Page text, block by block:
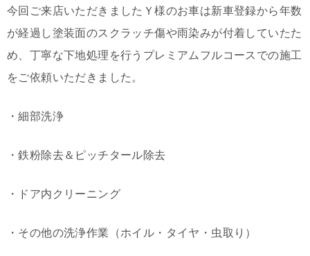
今回ご来店いただきましたＹ様のお車は新車登録から年数
が経過し塗装面のスクラッチ傷や雨染みが付着していたた
め、丁寧な下地処理を行うプレミアムフルコースでの施工
をご依頼いただきました。
・細部洗浄
・鉄粉除去＆ピッチタール除去
・ドア内クリーニング
・その他の洗浄作業（ホイル・タイヤ・虫取り）